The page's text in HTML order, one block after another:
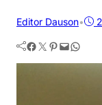
Editor Dauson•
Facebook Twitter Pinterest Mail WhatsApp